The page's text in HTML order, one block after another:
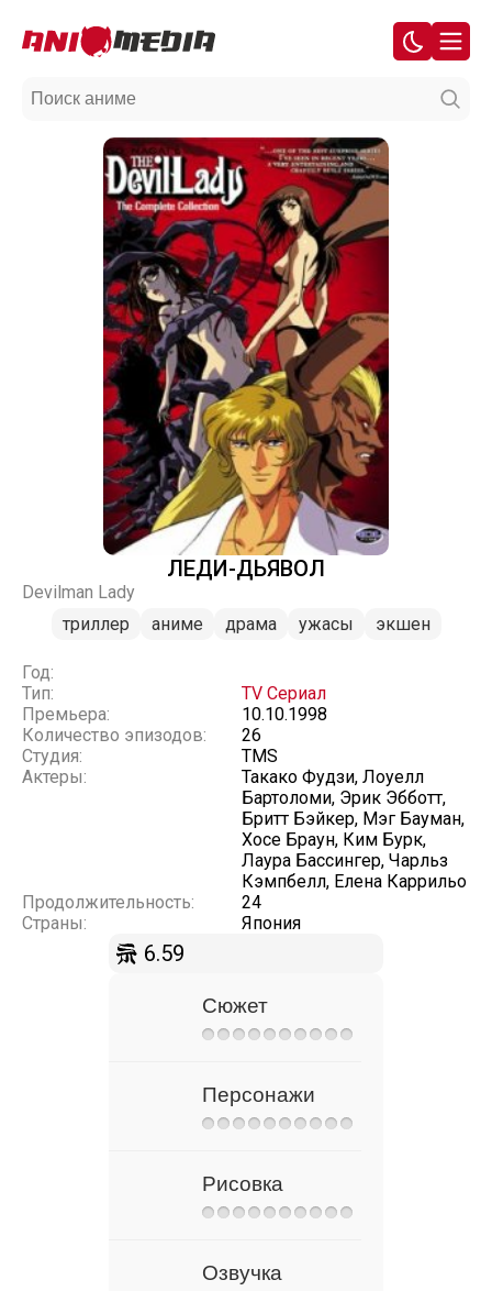
ЛЕДИ-ДЬЯВОЛ
Devilman Lady
триллер
аниме драма ужасы экшен
Год:
Тип:
TV Сериал
Премьера:
10.10.1998
Количество эпизодов:
26
Студия:
TMS
Актеры:
Такако Фудзи, Лоуелл
Бартоломи, Эрик Эбботт,
Бритт Бэйкер, Мэг Бауман,
Хосе Браун, Ким Бурк,
Лаура Бассингер, Чарльз
Кэмпбелл, Елена Каррильо
Продолжительность:
24
Страны:
Япония
6.59
Сюжет
Персонажи
Рисовка
Озвучка